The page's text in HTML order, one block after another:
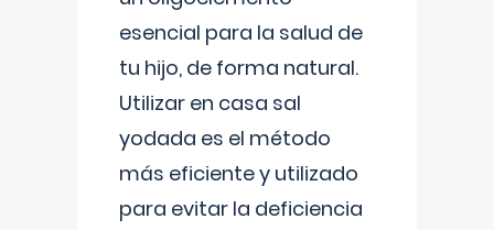
esencial para la salud de
tu hijo, de forma natural.
Utilizar en casa sal
yodada es el método
más eficiente y utilizado
para evitar la deficiencia